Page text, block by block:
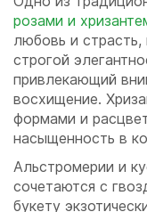
розами и
любовь и страсть,
строгой
привлекающий
восхищение.
формами и
насыщенность в
Альстромерии и
сочетаются с
букету